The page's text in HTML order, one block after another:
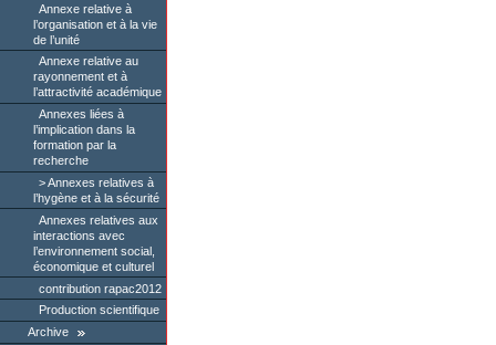
Annexe relative à
l’organisation et à la vie
de l’unité
Annexe relative au
rayonnement et à
l’attractivité académique
Annexes liées à
l’implication dans la
formation par la
recherche
Annexes relatives à
l’hygène et à la sécurité
Annexes relatives aux
interactions avec
l’environnement social,
économique et culturel
contribution rapac2012
Production scientifique
Archive